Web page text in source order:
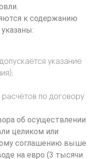
к содержанию
указание
по договору.
об осуществлении
целиком или
соглашению выше
на евро (3 тысячи